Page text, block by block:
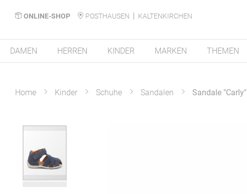
ONLINE-SHOP POSTHAUSEN
KALTENKIRCHEN
DAMEN HERREN KINDER MARKEN THEMEN
Home Kinder Schuhe Sandalen Sandale "Carly"
Zum
der
Bildergalerie
springen